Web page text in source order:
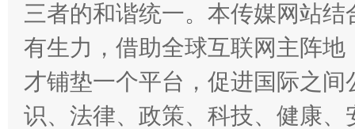
三者的和谐统一。本传媒网站
有生力，借助全球互联网主阵
才铺垫一个平台，促进国际之
识、法律、政策、科技、健康